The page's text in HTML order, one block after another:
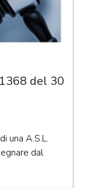
del 30
una A.S.L.
dal